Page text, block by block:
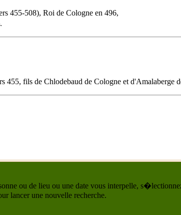
455-508), Roi de Cologne en 496,
455, fils de Chlodebaud de Cologne et d'Amalaberge
ou de lieu ou une date vous interpelle,
lancer une nouvelle recherche.